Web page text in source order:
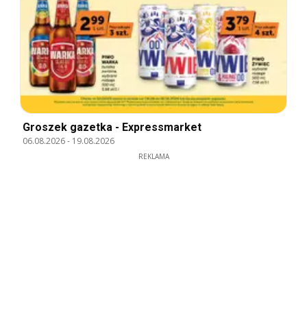
Groszek gazetka - Expressmarket
06.08.2026- 19.08.2026
REKLAMA